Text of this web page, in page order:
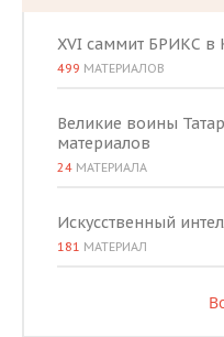
XVI саммит БРИКС в
499 МАТЕРИАЛОВ
Великие воины
материалов
24 МАТЕРИАЛА
Искусственный
181 МАТЕРИАЛ